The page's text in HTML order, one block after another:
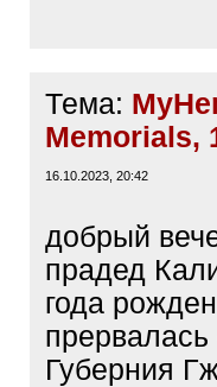
Тема:
Memorials,
16.10.2023, 20:42
добрый
прадед
года
Губерния